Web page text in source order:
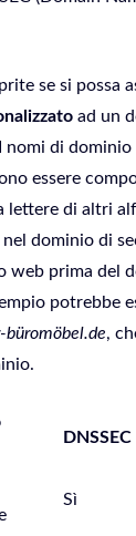
se si possa
ad un
nomi di dominio
essere
lettere di altri
dominio di
web prima del
potrebbe
büromöbel.de,
DNSSEC
Sì